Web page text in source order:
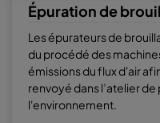
Épuration de
Les épurateurs de
du procédé des
émissions du flux d'air
renvoyé dans l’atelier
l'environnement.